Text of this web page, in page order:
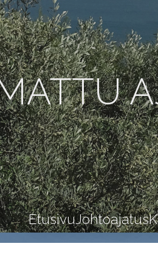
EtusivuJohtoajatus